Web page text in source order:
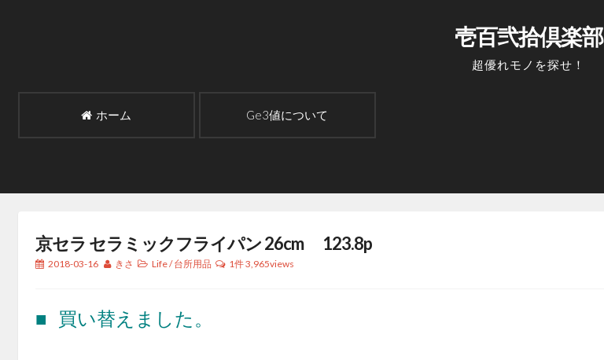
壱百弐拾倶楽部
超優れモノを探せ！
ホーム Ge3値について
京セラ セラミックフライパン 26cm 123.8p
2018-03-16 きさ Life/台所用品 1件3,965views
■ 買い替えました。